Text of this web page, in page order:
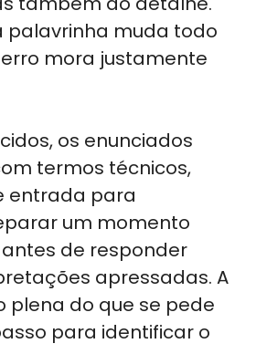
palavrinha muda todo
mora justamente
os enunciados
termos técnicos,
entrada para
um momento
de responder
apressadas. A
plena do que se pede
para identificar o